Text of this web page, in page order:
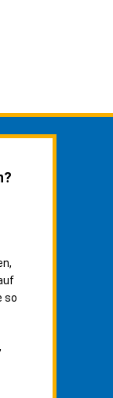
so
KG